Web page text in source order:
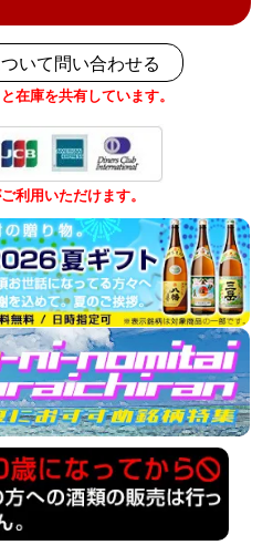
いて問い合わせる
在庫を共有しています。
利用いただけます。